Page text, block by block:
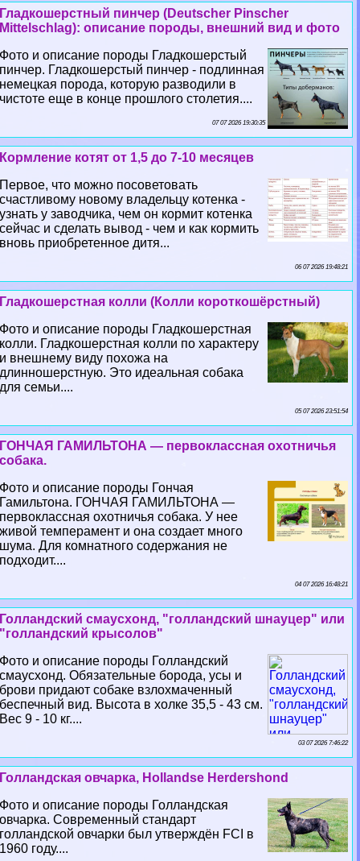
Гладкошерстный пинчер (Deutscher Pinscher
Mittelschlag): описание породы, внешний вид и фото
Фото и описание породы Гладкошерстый
пинчер. Гладкошерстый пинчер - подлинная
немецкая порода, которую разводили в
чистоте еще в конце прошлого столетия....
07 07 2026 19:30:35
Кормление котят от 1,5 до 7-10 месяцев
Первое, что можно посоветовать
счастливому новому владельцу котенка -
узнать у заводчика, чем он кормит котенка
сейчас и сделать вывод - чем и как кормить
вновь приобретенное дитя...
06 07 2026 19:48:21
Гладкошерстная колли (Колли короткошёрстный)
Фото и описание породы Гладкошерстная
колли. Гладкошерстная колли по хаpaктеру
и внешнему виду похожа на
длинношерстную. Это идеальная собака
для семьи....
05 07 2026 23:51:54
ГОНЧАЯ ГАМИЛЬТОНА — первоклассная охотничья
собака.
Фото и описание породы Гончая
Гамильтона. ГОНЧАЯ ГАМИЛЬТОНА —
первоклассная охотничья собака. У нее
живой темперамент и она создает много
шума. Для комнатного содержания не
подходит....
04 07 2026 16:48:21
Голландский смаусхонд, "голландский шнауцер" или
"голландский крысолов"
Фото и описание породы Голландский
смаусхонд. Обязательные борода, усы и
брови придают собаке взлохмаченный
беспечный вид. Высота в холке 35,5 - 43 см.
Вес 9 - 10 кг....
03 07 2026 7:46:22
Голландская овчарка, Hollandse Herdershond
Фото и описание породы Голландская
овчарка. Современный стандарт
голландской овчарки был утверждён FCI в
1960 году....